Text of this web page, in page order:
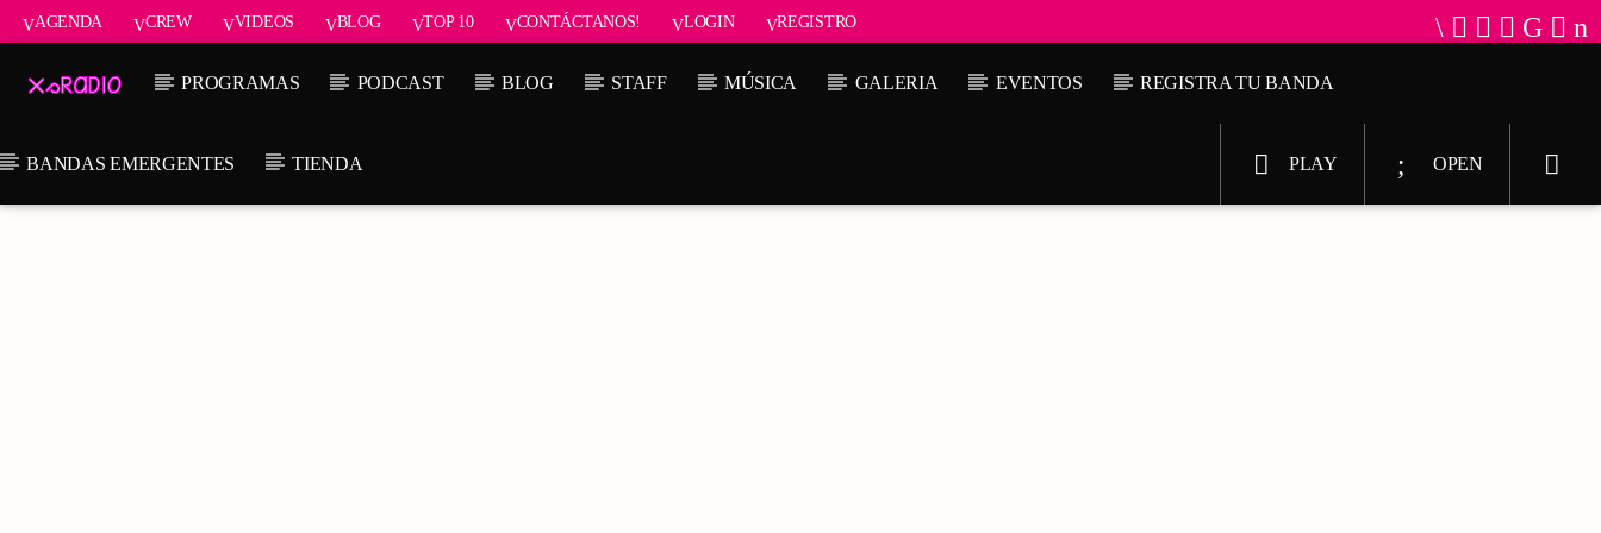
AGENDA CREW VIDEOS BLOG TOP 10 CONTÁCTANOS! LOGIN REGISTRO
PROGRAMAS PODCAST BLOG STAFF MÚSICA GALERIA EVENTOS REGISTRA TU BANDA
BANDAS EMERGENTES TIENDA OPEN
PLAY